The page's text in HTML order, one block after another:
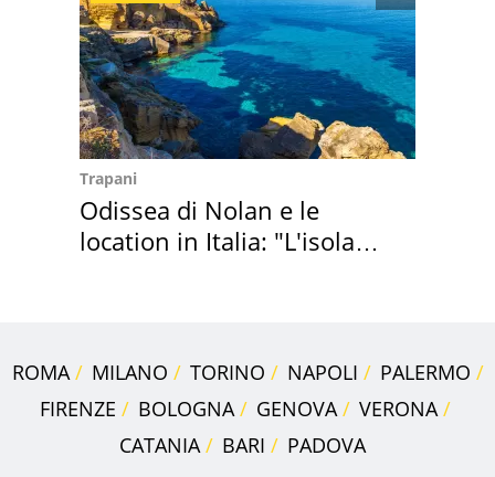
Trapani
Odissea di Nolan e le
location in Italia: "L'isola
ROMA MILANO TORINO NAPOLI
PALERMO
FIRENZE
BOLOGNA GENOVA
VERONA
CATANIA
BARI PADOVA